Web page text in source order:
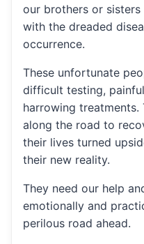
our brothers or
with the dreaded
occurrence.
These unfortunate
difficult testing,
harrowing treatments.
along the road to
their lives turned
their new reality.
They need our help
emotionally and
perilous road ahead.